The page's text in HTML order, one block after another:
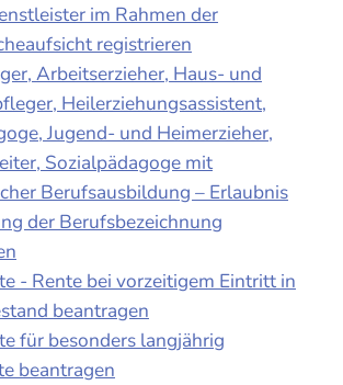
im Rahmen der
registrieren
Arbeitserzieher, Haus- und
Heilerziehungsassistent,
Jugend- und Heimerzieher,
Sozialpädagoge mit
Berufsausbildung – Erlaubnis
der Berufsbezeichnung
- Rente bei vorzeitigem Eintritt in
beantragen
für besonders langjährig
beantragen